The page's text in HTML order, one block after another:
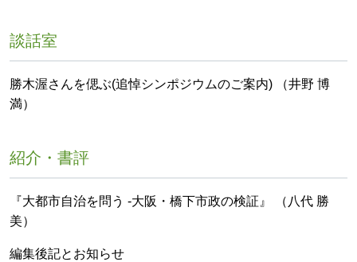
談話室
勝木渥さんを偲ぶ(追悼シンポジウムのご案内) （井野 博
満）
紹介・書評
『大都市自治を問う -大阪・橋下市政の検証』 （八代 勝
美）
編集後記とお知らせ